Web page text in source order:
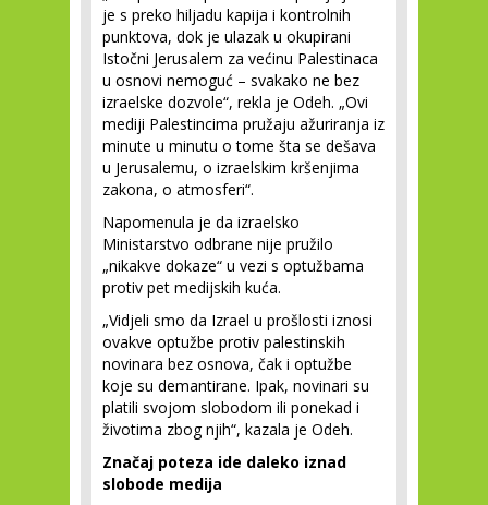
je s preko hiljadu kapija i kontrolnih
punktova, dok je ulazak u okupirani
Istočni Jerusalem za većinu Palestinaca
u osnovi nemoguć – svakako ne bez
izraelske dozvole“, rekla je Odeh. „Ovi
mediji Palestincima pružaju ažuriranja iz
minute u minutu o tome šta se dešava
u Jerusalemu, o izraelskim kršenjima
zakona, o atmosferi“.
Napomenula je da izraelsko
Ministarstvo odbrane nije pružilo
„nikakve dokaze“ u vezi s optužbama
protiv pet medijskih kuća.
„Vidjeli smo da Izrael u prošlosti iznosi
ovakve optužbe protiv palestinskih
novinara bez osnova, čak i optužbe
koje su demantirane. Ipak, novinari su
platili svojom slobodom ili ponekad i
životima zbog njih“, kazala je Odeh.
Značaj poteza ide daleko iznad
slobode medija